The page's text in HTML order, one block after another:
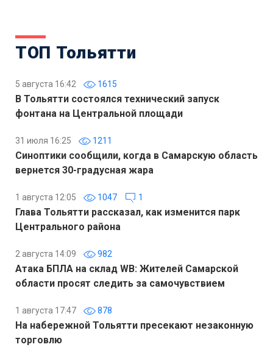
ТОП Тольятти
5 августа 16:42 1615
В Тольятти состоялся технический запуск
фонтана на Центральной площади
31 июля 16:25 1211
Синоптики сообщили, когда в Самарскую область
вернется 30-градусная жара
1 августа 12:05 1047 1
Глава Тольятти рассказал, как изменится парк
Центрального района
2 августа 14:09 982
Атака БПЛА на склад WB: Жителей Самарской
области просят следить за самочувствием
1 августа 17:47 878
На набережной Тольятти пресекают незаконную
торговлю